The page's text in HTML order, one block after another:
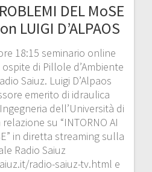
DEL MoSE
LUIGI D’ALPAOS
18:15 seminario online
ospite di Pillole d’Ambiente
Saiuz. Luigi D’Alpaos
emerito di idraulica
dell’Università di
su “INTORNO AI
in diretta streaming sulla
Radio Saiuz
radio-saiuz-tv.html e